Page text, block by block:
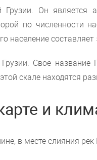
Грузии. Он
по численности
население
Свое название
скале находятся
и
в месте слияния